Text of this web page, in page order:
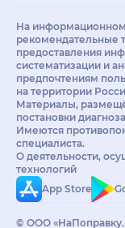
На
рекомендательные
предоставления
систематизации и
предпочтениям
на территории
Материалы,
постановки
Имеются
специалиста.
О деятельности,
технологий
App Store
© ООО